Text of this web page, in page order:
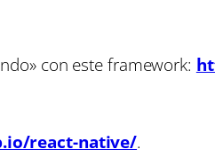
con este framework:
react-native/.